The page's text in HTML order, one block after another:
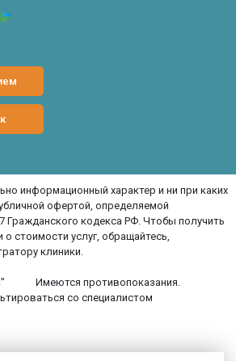
информационный характер и ни при каких
офертой, определяемой
Гражданского кодекса РФ. Чтобы получить
стоимости услуг, обращайтесь,
клиники.
Имеются противопоказания.
со специалистом